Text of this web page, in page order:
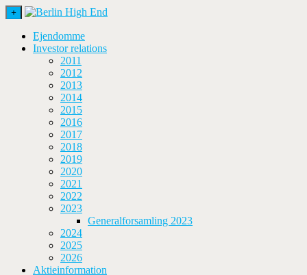
+
Ejendomme
Investor relations
2011
2012
2013
2014
2015
2016
2017
2018
2019
2020
2021
2022
2023
Generalforsamling 2023
2024
2025
2026
Aktieinformation